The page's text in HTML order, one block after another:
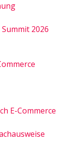
Summit 2026
E-Commerce